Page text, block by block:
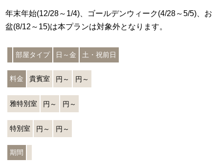
年末年始(12/28～1/4)、ゴールデンウィーク(4/28～5/5)、お
盆(8/12～15)は本プランは対象外となります。
部屋タイプ 日～金 土・祝前日
料金 貴賓室 円～ 円～
雅特別室 円～ 円～
特別室 円～ 円～
期間